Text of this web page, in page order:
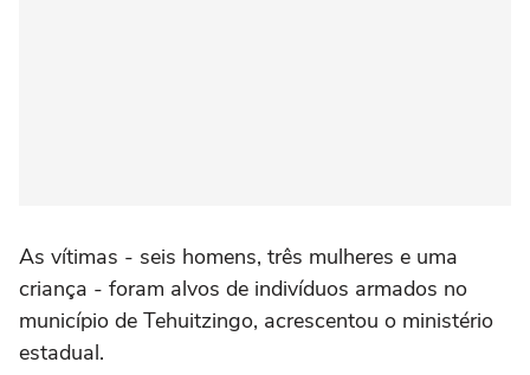
As vítimas - seis homens, três mulheres e ‌uma
criança - foram ‌alvos ⁠de ⁠indivíduos armados no
município ⁠de Tehuitzingo, ‌acrescentou ‌o ministério
estadual.